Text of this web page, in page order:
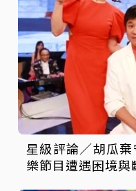
星級評論／胡瓜
樂節目遭遇困境與